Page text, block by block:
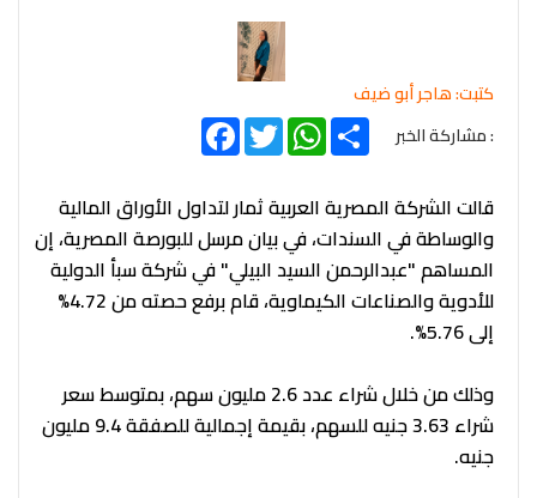
كتبت: هاجر أبو ضيف
: مشاركة الخبر
FacebookTwitter
WhatsAppShare
قالت الشركة المصرية العربية ثمار لتداول الأوراق المالية
والوساطة في السندات، في بيان مرسل للبورصة المصرية، إن
المساهم "عبدالرحمن السيد البيلي" في شركة سبأ الدولية
للأدوية والصناعات الكيماوية، قام برفع حصته من 4.72%
إلى 5.76%.
وذلك من خلال شراء عدد 2.6 مليون سهم، بمتوسط سعر
شراء 3.63 جنيه للسهم، بقيمة إجمالية للصفقة 9.4 مليون
جنيه.